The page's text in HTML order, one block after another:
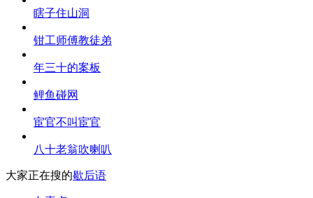
瞎子住山洞
钳工师傅教徒弟
年三十的案板
鲤鱼碰网
宦官不叫宦官
八十老翁吹喇叭
大家正在搜的歇后语